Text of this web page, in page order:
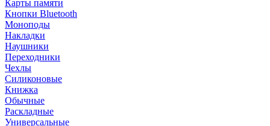
Карты памяти
Кнопки Bluetooth
Моноподы
Накладки
Наушники
Переходники
Чехлы
Силиконовые
Книжка
Обычные
Раскладные
Универсальные